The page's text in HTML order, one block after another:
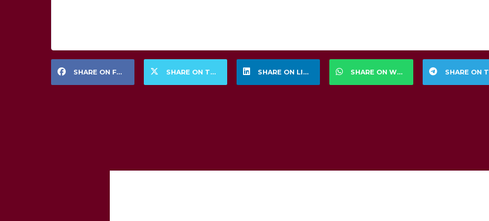
SHARE ON FACEBOOK SHARE ON TWITTER SHARE ON LINKEDIN SHARE ON WHATSAPP SHARE ON TELEGRAM